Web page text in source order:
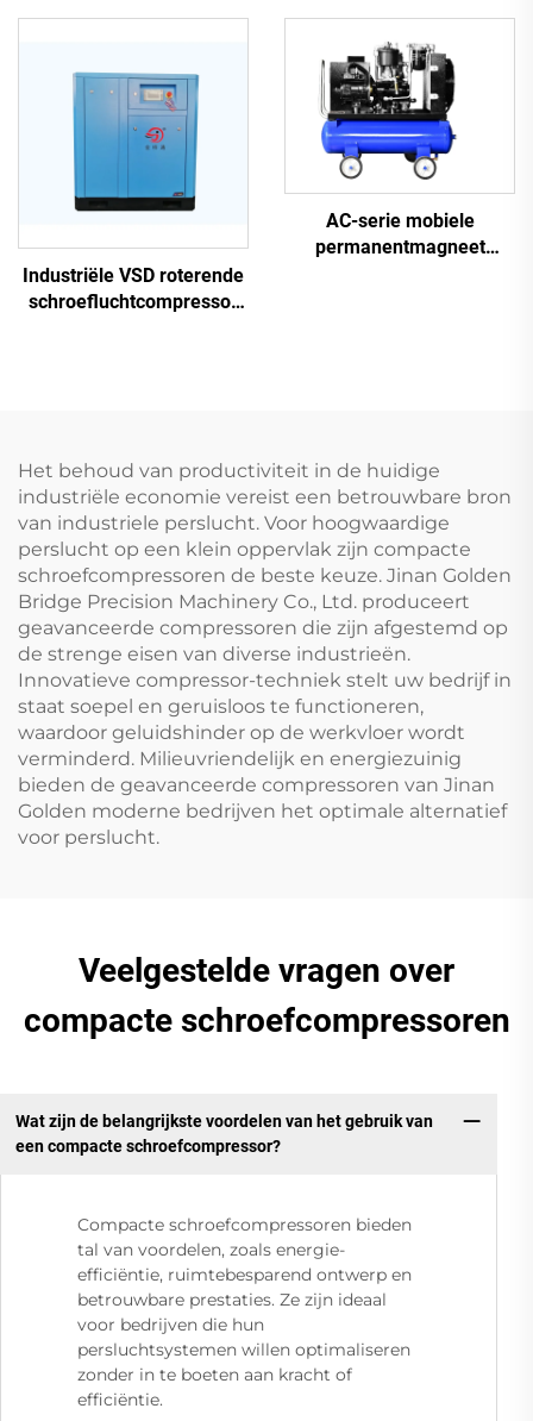
voor lasersnijden
lasersnijden (16 bar / 1200
L-tank)
Industriële VSD roterende
schroefluchtcompressor
AC-serie mobiele
permanentmagneet
Het behoud van productiviteit in de huidige
industriële economie vereist een betrouwbare bron
van industriele perslucht. Voor hoogwaardige
perslucht op een klein oppervlak zijn compacte
schroefcompressoren de beste keuze. Jinan Golden
Bridge Precision Machinery Co., Ltd. produceert
geavanceerde compressoren die zijn afgestemd op
de strenge eisen van diverse industrieën.
Innovatieve compressor-techniek stelt uw bedrijf in
staat soepel en geruisloos te functioneren,
waardoor geluidshinder op de werkvloer wordt
verminderd. Milieuvriendelijk en energiezuinig
bieden de geavanceerde compressoren van Jinan
Golden moderne bedrijven het optimale alternatief
voor perslucht.
Veelgestelde vragen over
compacte schroefcompressoren
Wat zijn de belangrijkste voordelen van het gebruik van
een compacte schroefcompressor?
Compacte schroefcompressoren bieden
tal van voordelen, zoals energie-
efficiëntie, ruimtebesparend ontwerp en
betrouwbare prestaties. Ze zijn ideaal
voor bedrijven die hun
persluchtsystemen willen optimaliseren
zonder in te boeten aan kracht of
efficiëntie.